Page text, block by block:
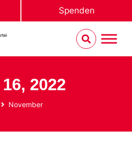
Spenden
2022
November